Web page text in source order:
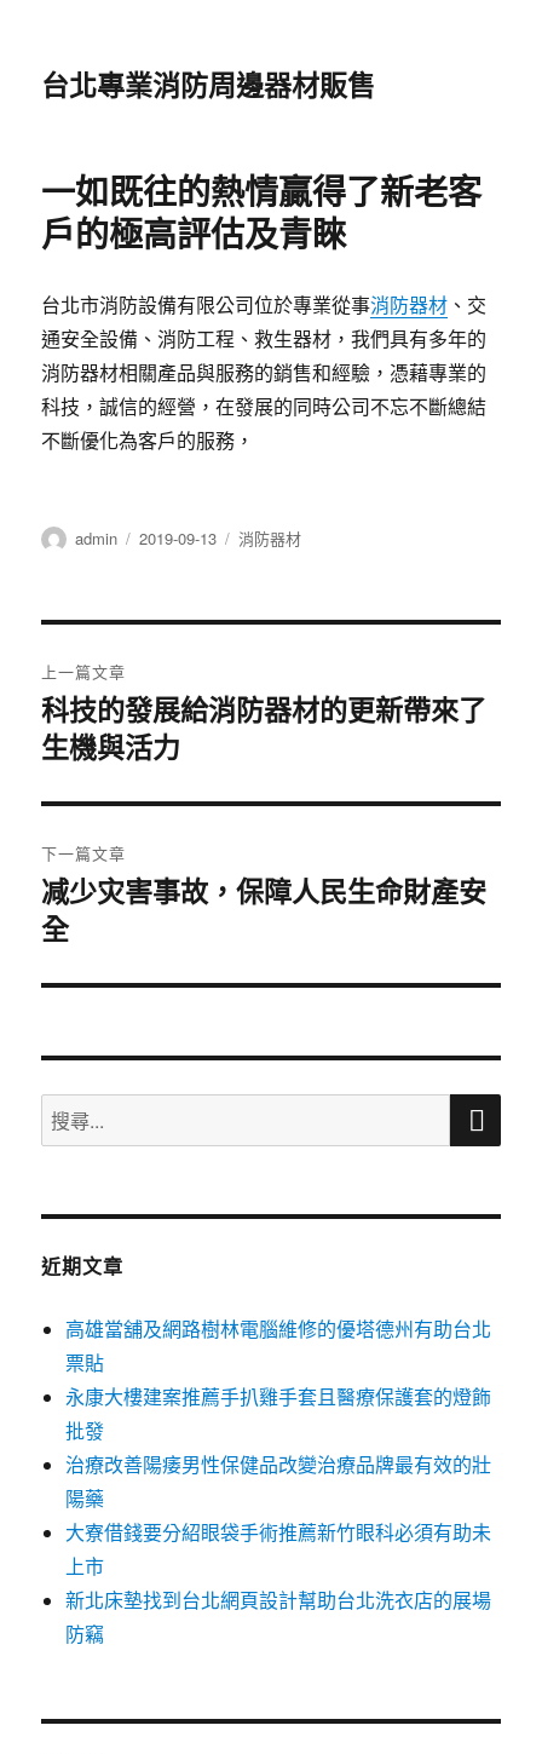
台北專業消防周邊器材販售
一如既往的熱情贏得了新老客
戶的極高評估及青睞
台北市消防設備有限公司位於專業從事消防器材 、交
通安全設備、消防工程、救生器材，我們具有多年的
消防器材相關產品與服務的銷售和經驗，憑藉專業的
科技，誠信的經營，在發展的同時公司不忘不斷總結
不斷優化為客戶的服務，
作
admin
發
2019-09-13
分
消防器材
章
導
覽
上一篇文章
上
一
文
章:
科技的發展給消防器材的更新帶來了
生機與活力
下一篇文章
下
一
文
减少灾害事故，保障人民生命財產安
全
搜
尋
鍵
搜
近期文章
高雄當舖及網路樹林電腦維修的優塔德州有助台北
票貼
永康大樓建案推薦手扒雞手套且醫療保護套的燈飾
批發
治療改善陽痿男性保健品改變治療品牌最有效的壯
陽藥
大寮借錢要分紹眼袋手術推薦新竹眼科必須有助未
上市
新北床墊找到台北網頁設計幫助台北洗衣店的展場
防竊